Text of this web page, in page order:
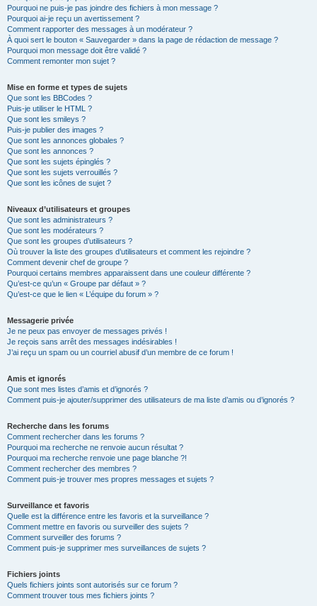
Pourquoi ne puis-je pas joindre des fichiers à mon message ?
Pourquoi ai-je reçu un avertissement ?
Comment rapporter des messages à un modérateur ?
À quoi sert le bouton « Sauvegarder » dans la page de rédaction de message ?
Pourquoi mon message doit être validé ?
Comment remonter mon sujet ?
Mise en forme et types de sujets
Que sont les BBCodes ?
Puis-je utiliser le HTML ?
Que sont les smileys ?
Puis-je publier des images ?
Que sont les annonces globales ?
Que sont les annonces ?
Que sont les sujets épinglés ?
Que sont les sujets verrouillés ?
Que sont les icônes de sujet ?
Niveaux d’utilisateurs et groupes
Que sont les administrateurs ?
Que sont les modérateurs ?
Que sont les groupes d’utilisateurs ?
Où trouver la liste des groupes d’utilisateurs et comment les rejoindre ?
Comment devenir chef de groupe ?
Pourquoi certains membres apparaissent dans une couleur différente ?
Qu’est-ce qu’un « Groupe par défaut » ?
Qu’est-ce que le lien « L’équipe du forum » ?
Messagerie privée
Je ne peux pas envoyer de messages privés !
Je reçois sans arrêt des messages indésirables !
J’ai reçu un spam ou un courriel abusif d’un membre de ce forum !
Amis et ignorés
Que sont mes listes d’amis et d’ignorés ?
Comment puis-je ajouter/supprimer des utilisateurs de ma liste d’amis ou d’ignorés ?
Recherche dans les forums
Comment rechercher dans les forums ?
Pourquoi ma recherche ne renvoie aucun résultat ?
Pourquoi ma recherche renvoie une page blanche ?!
Comment rechercher des membres ?
Comment puis-je trouver mes propres messages et sujets ?
Surveillance et favoris
Quelle est la différence entre les favoris et la surveillance ?
Comment mettre en favoris ou surveiller des sujets ?
Comment surveiller des forums ?
Comment puis-je supprimer mes surveillances de sujets ?
Fichiers joints
Quels fichiers joints sont autorisés sur ce forum ?
Comment trouver tous mes fichiers joints ?